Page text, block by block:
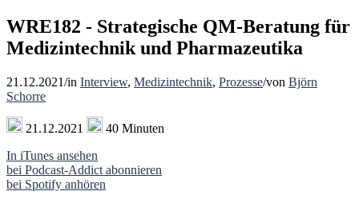
WRE182 - Strategische QM-Beratung für
Medizintechnik und Pharmazeutika
21.12.2021/in Interview, Medizintechnik, Prozesse/von Björn
Schorre
21.12.2021
40 Minuten
In iTunes ansehen
bei Podcast-Addict abonnieren
bei Spotify anhören